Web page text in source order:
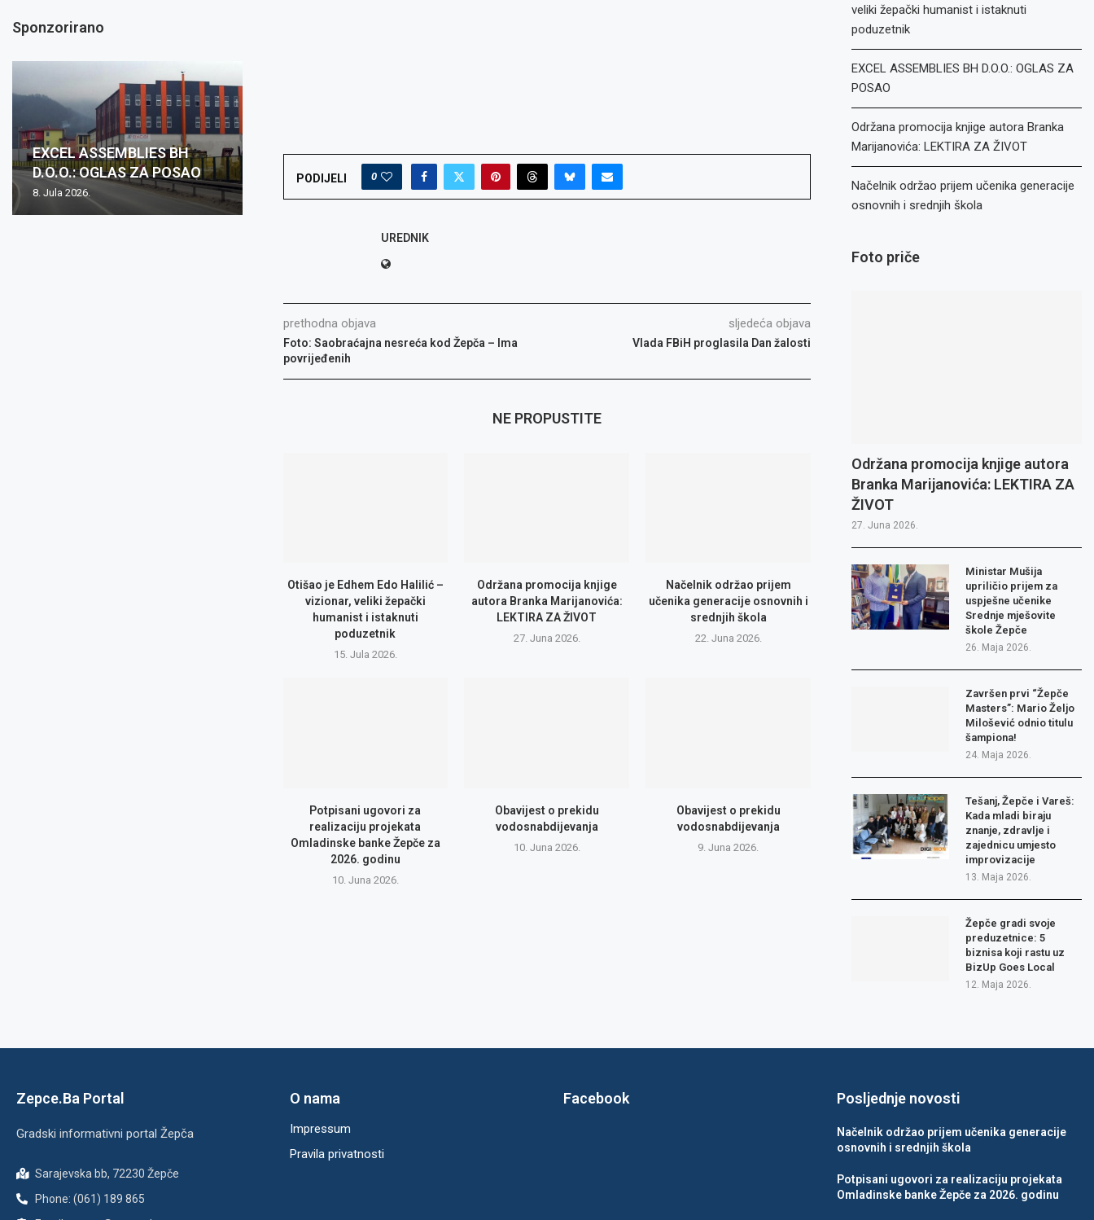
PODIJELI 0
UREDNIK
prethodna objava
Foto: Saobraćajna nesreća kod Žepča – Ima
povrijeđenih
sljedeća objava
Vlada FBiH proglasila Dan žalosti
NE PROPUSTITE
Otišao je Edhem Edo Halilić –
vizionar, veliki žepački
humanist i istaknuti
poduzetnik
15. Jula 2026.
Održana promocija knjige
autora Branka Marijanovića:
LEKTIRA ZA ŽIVOT
27. Juna 2026.
Načelnik održao prijem
učenika generacije osnovnih i
srednjih škola
22. Juna 2026.
Potpisani ugovori za
realizaciju projekata
Omladinske banke Žepče za
2026. godinu
10. Juna 2026.
Obavijest o prekidu
vodosnabdijevanja
10. Juna 2026.
Obavijest o prekidu
vodosnabdijevanja
9. Juna 2026.
veliki žepački humanist i istaknuti
poduzetnik
EXCEL ASSEMBLIES BH D.O.O.: OGLAS ZA
POSAO
Održana promocija knjige autora Branka
Marijanovića: LEKTIRA ZA ŽIVOT
Načelnik održao prijem učenika generacije
osnovnih i srednjih škola
Foto priče
Održana promocija knjige autora
Branka Marijanovića: LEKTIRA ZA
ŽIVOT
27. Juna 2026.
Ministar Mušija
upriličio prijem za
uspješne učenike
Srednje mješovite
škole Žepče
26. Maja 2026.
Završen prvi “Žepče
Masters”: Mario Željo
Milošević odnio titulu
šampiona!
24. Maja 2026.
Tešanj, Žepče i Vareš:
Kada mladi biraju
znanje, zdravlje i
zajednicu umjesto
improvizacije
13. Maja 2026.
Žepče gradi svoje
preduzetnice: 5
biznisa koji rastu uz
BizUp Goes Local
12. Maja 2026.
Sponzorirano
EXCEL ASSEMBLIES BH
D.O.O.: OGLAS ZA POSAO
8. Jula 2026.
Zovko Žepče: Oglas za
posao
Zovko d.o.o.: Oglas za
posao
Oglas za posao: Referent
nabave m/ž
mjesto: Inspektor kvalitete,
Zepce.Ba Portal
Gradski informativni portal Žepča
Sarajevska bb, 72230 Žepče
Phone: (061) 189 865
O nama
Impressum
Pravila privatnosti
Facebook Posljednje novosti
Načelnik održao prijem učenika generacije
osnovnih i srednjih škola
Potpisani ugovori za realizaciju projekata
Omladinske banke Žepče za 2026. godinu